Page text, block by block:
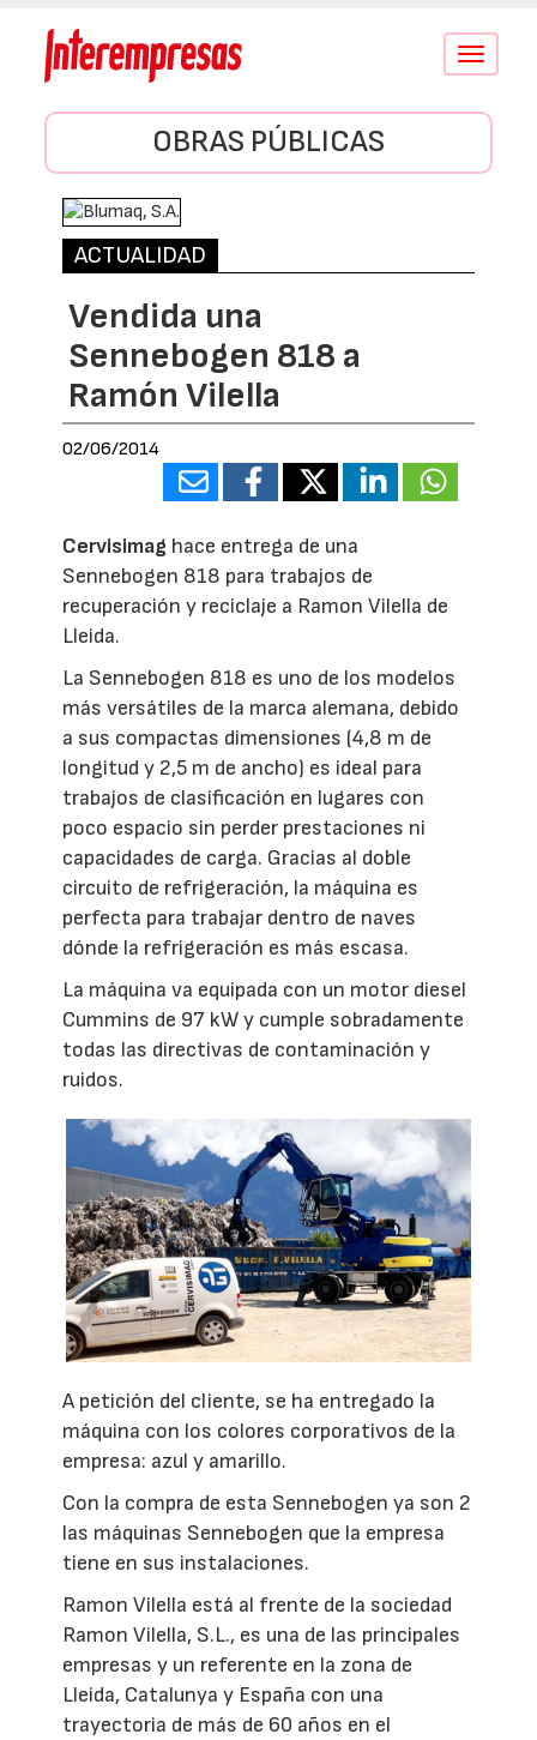
Conmutar
OBRAS PÚBLICAS
ACTUALIDAD
Vendida una
Sennebogen 818 a
Ramón Vilella
02/06/2014
Cervisimag hace entrega de una
Sennebogen 818 para trabajos de
recuperación y reciclaje a Ramon Vilella de
Lleida.
La Sennebogen 818 es uno de los modelos
más versátiles de la marca alemana, debido
a sus compactas dimensiones (4,8 m de
longitud y 2,5 m de ancho) es ideal para
trabajos de clasificación en lugares con
poco espacio sin perder prestaciones ni
capacidades de carga. Gracias al doble
circuito de refrigeración, la máquina es
perfecta para trabajar dentro de naves
dónde la refrigeración es más escasa.
La máquina va equipada con un motor diesel
Cummins de 97 kW y cumple sobradamente
todas las directivas de contaminación y
ruidos.
A petición del cliente, se ha entregado la
máquina con los colores corporativos de la
empresa: azul y amarillo.
Con la compra de esta Sennebogen ya son 2
las máquinas Sennebogen que la empresa
tiene en sus instalaciones.
Ramon Vilella está al frente de la sociedad
Ramon Vilella, S.L., es una de las principales
empresas y un referente en la zona de
Lleida, Catalunya y España con una
trayectoria de más de 60 años en el